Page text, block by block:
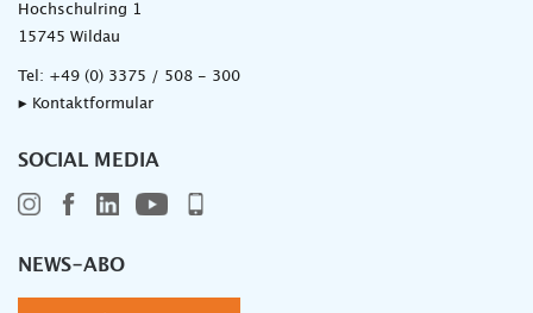
Hochschulring 1
15745 Wildau
Tel: +49 (0) 3375 / 508 - 300
▸ Kontaktformular
SOCIAL MEDIA
NEWS-ABO